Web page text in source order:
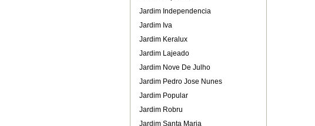
Jardim Independencia
Jardim Iva
Jardim Keralux
Jardim Lajeado
Jardim Nove De Julho
Jardim Pedro Jose Nunes
Jardim Popular
Jardim Robru
Jardim Santa Maria